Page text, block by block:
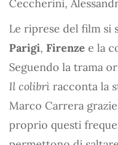
Ceccherini,
Le riprese del film si
Parigi, Firenze e la
Seguendo la trama
Il colibrì racconta la
Marco Carrera
proprio questi